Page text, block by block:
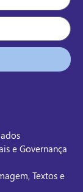
e Governança
Textos e